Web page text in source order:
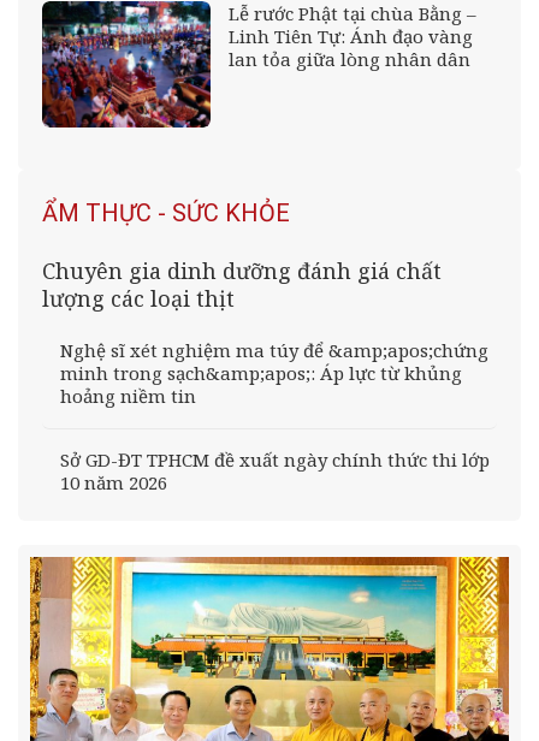
Lễ rước Phật tại chùa Bằng –
Linh Tiên Tự: Ánh đạo vàng
lan tỏa giữa lòng nhân dân
ẨM THỰC - SỨC KHỎE
Chuyên gia dinh dưỡng đánh giá chất
lượng các loại thịt
Nghệ sĩ xét nghiệm ma túy để &amp;apos;chứng
minh trong sạch&amp;apos;: Áp lực từ khủng
hoảng niềm tin
Sở GD-ĐT TPHCM đề xuất ngày chính thức thi lớp
10 năm 2026